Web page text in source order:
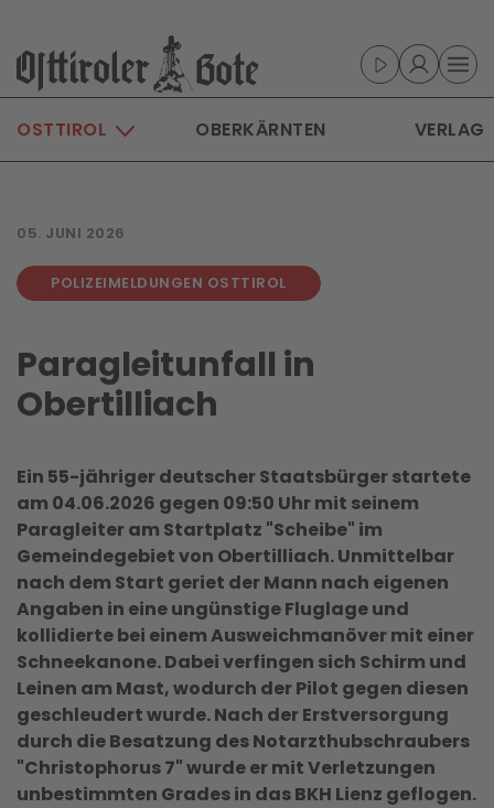
Skip to main content
OSTTIROL OBERKÄRNTEN VERLAG
05. JUNI 2026
POLIZEIMELDUNGEN OSTTIROL
Paragleitunfall in
Obertilliach
Ein 55-jähriger deutscher Staatsbürger startete
am 04.06.2026 gegen 09:50 Uhr mit seinem
Paragleiter am Startplatz "Scheibe" im
Gemeindegebiet von Obertilliach. Unmittelbar
nach dem Start geriet der Mann nach eigenen
Angaben in eine ungünstige Fluglage und
kollidierte bei einem Ausweichmanöver mit einer
Schneekanone. Dabei verfingen sich Schirm und
Leinen am Mast, wodurch der Pilot gegen diesen
geschleudert wurde. Nach der Erstversorgung
durch die Besatzung des Notarzthubschraubers
"Christophorus 7" wurde er mit Verletzungen
unbestimmten Grades in das BKH Lienz geflogen.